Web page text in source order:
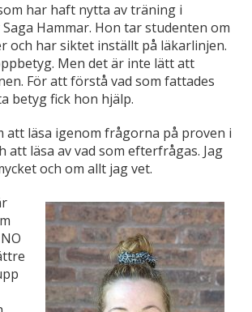
har haft nytta av träning i
Hammar. Hon tar studenten om
och har siktet inställt på läkarlinjen.
Men det är inte lätt att
För att förstå vad som fattades
betyg fick hon hjälp.
att läsa igenom frågorna på proven i
att läsa av vad som efterfrågas. Jag
och om allt jag vet.